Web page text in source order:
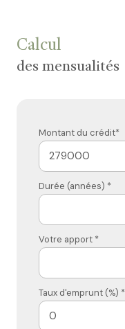
Calcul
des mensualités
Montant du crédit*
Durée (années) *
Votre apport *
Taux d'emprunt (%) *